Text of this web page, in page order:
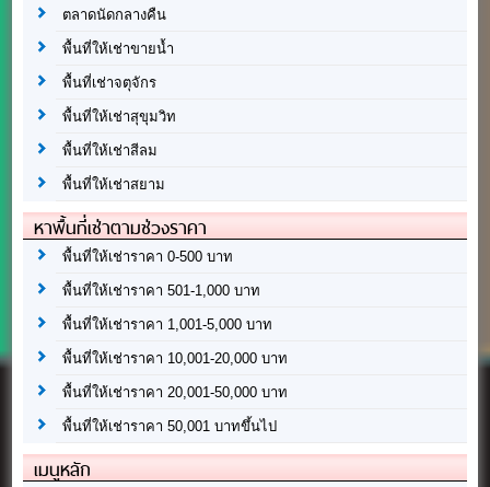
ตลาดนัดกลางคืน
พื้นที่ให้เช่าขายน้ำ
พื้นที่เช่าจตุจักร
พื้นที่ให้เช่าสุขุมวิท
พื้นที่ให้เช่าสีลม
พื้นที่ให้เช่าสยาม
หาพื้นที่เช่าตามช่วงราคา
พื้นที่ให้เช่าราคา 0-500 บาท
พื้นที่ให้เช่าราคา 501-1,000 บาท
พื้นที่ให้เช่าราคา 1,001-5,000 บาท
พื้นที่ให้เช่าราคา 10,001-20,000 บาท
พื้นที่ให้เช่าราคา 20,001-50,000 บาท
พื้นที่ให้เช่าราคา 50,001 บาทขึ้นไป
เมนูหลัก